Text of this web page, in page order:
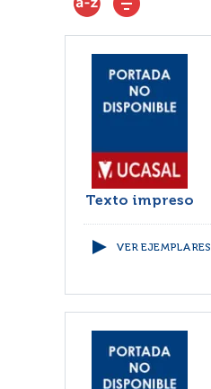
Texto impreso
VER EJEMPLARES